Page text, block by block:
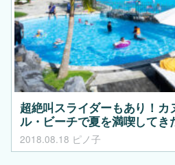
超絶叫スライダーもあり！
ル・ビーチで夏を満喫してき
2018.08.18 ピノ子